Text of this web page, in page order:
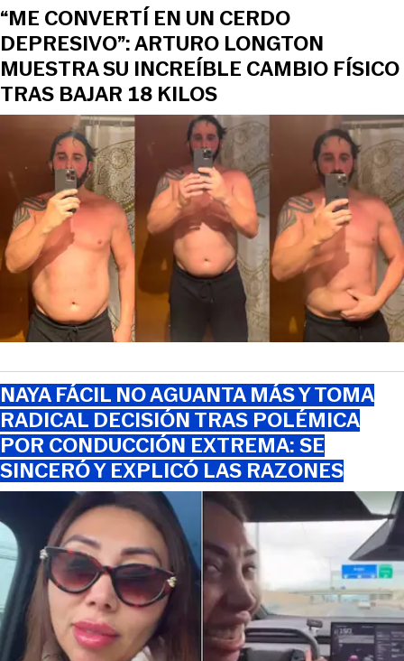
“ME CONVERTÍ EN UN CERDO
DEPRESIVO”: ARTURO LONGTON
MUESTRA SU INCREÍBLE CAMBIO FÍSICO
TRAS BAJAR 18 KILOS
NAYA FÁCIL NO AGUANTA MÁS Y TOMA
RADICAL DECISIÓN TRAS POLÉMICA
POR CONDUCCIÓN EXTREMA: SE
SINCERÓ Y EXPLICÓ LAS RAZONES